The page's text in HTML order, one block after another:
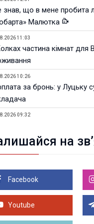
знав, що в мене пробита
Малютка
11:03
частина кімнат для
10:26
за бронь: у Луцьку
09:32
21:18
телеоб'єктивів
21:00
на 99,9% готовий
простір.
на
Facebook
Youtube